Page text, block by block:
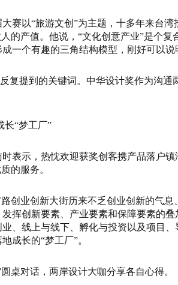
以“旅游文创”为主题，十多年来台湾
的产值。他说，“文化创意产业”是个复
一个有趣的三角结构模型，刚好可以说
提到的关键词。中华设计奖作为沟通
“梦工厂”
示，热忱欢迎获奖创客携产品落户镇
的服务。
业创新大街历来不乏创业创新的气息
挥创新要素、产业要素和保障要素的
、线上与线下、孵化与投资以及项目
成长的“梦工厂”。
对话，两岸设计大咖分享各自心得。